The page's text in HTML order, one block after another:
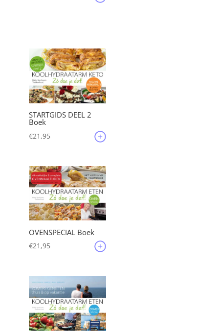
STARTGIDS DEEL 2
Boek
€21,95
OVENSPECIAL Boek
€21,95